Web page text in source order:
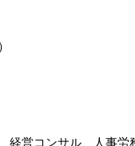
経営コンサル、人事